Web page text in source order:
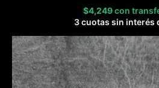
$4,249 con
3 cuotas sin interés